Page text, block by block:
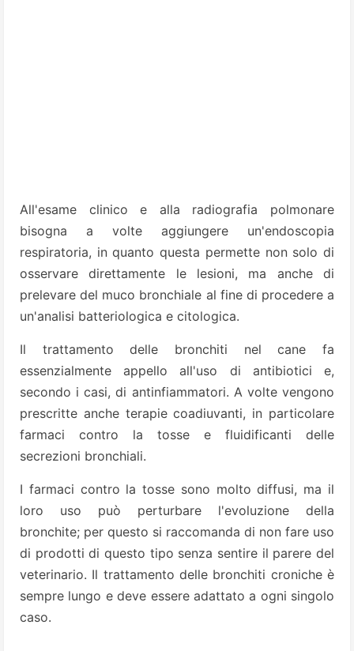
All'esame clinico e alla radiografia polmonare
bisogna a volte aggiungere un'endoscopia
respiratoria, in quanto questa permette non solo di
osservare direttamente le lesioni, ma anche di
prelevare del muco bronchiale al fine di procedere a
un'analisi batteriologica e citologica.
Il trattamento delle bronchiti nel cane fa
essenzialmente appello all'uso di antibiotici e,
secondo i casi, di antinfiammatori. A volte vengono
prescritte anche terapie coadiuvanti, in particolare
farmaci contro la tosse e fluidificanti delle
secrezioni bronchiali.
I farmaci contro la tosse sono molto diffusi, ma il
loro uso può perturbare l'evoluzione della
bronchite; per questo si raccomanda di non fare uso
di prodotti di questo tipo senza sentire il parere del
veterinario. Il trattamento delle bronchiti croniche è
sempre lungo e deve essere adattato a ogni singolo
caso.